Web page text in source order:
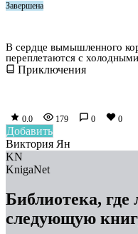
Завершена
В сердце вымышленного
переплетаются с
Приключения
0.0 179 0 0
Добавить
Виктория Ян
KN
KnigaNet
Библиотека, где
следующую